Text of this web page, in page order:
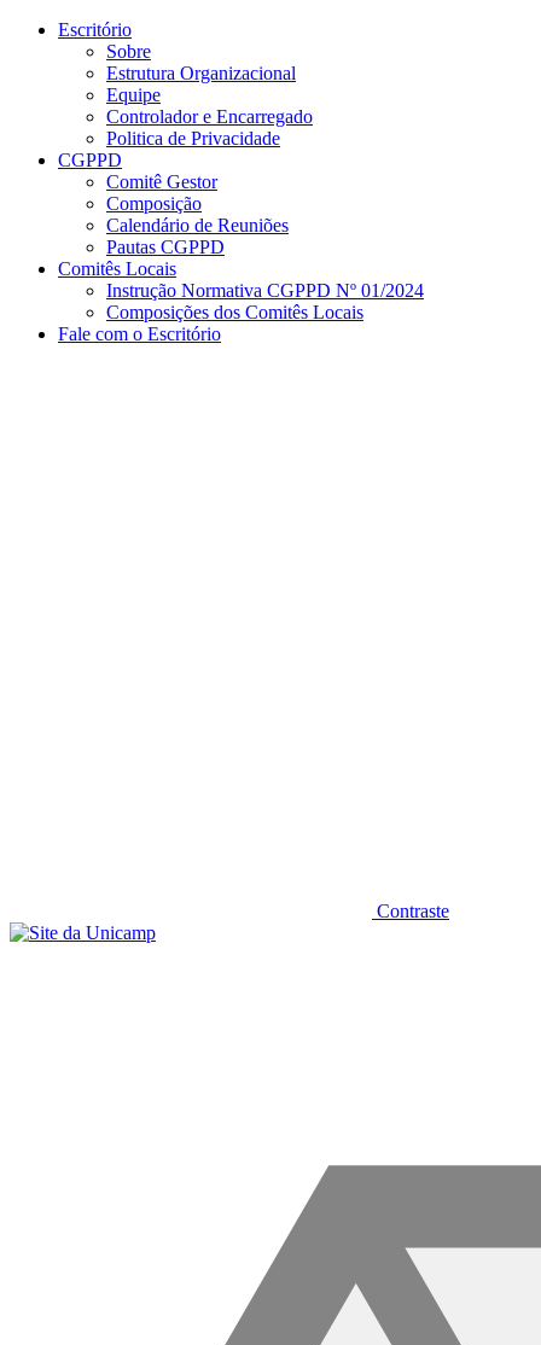
Conteúdo principal
Escritório
Sobre
Estrutura Organizacional
Equipe
Controlador e Encarregado
Politica de Privacidade
CGPPD
Comitê Gestor
Composição
Calendário de Reuniões
Pautas CGPPD
Comitês Locais
Instrução Normativa CGPPD Nº 01/2024
Composições dos Comitês Locais
Fale com o Escritório
Contraste